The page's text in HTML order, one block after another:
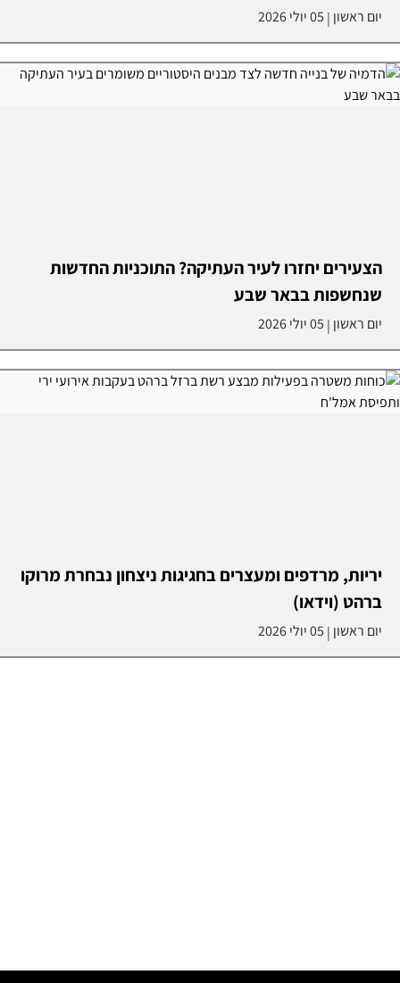
יום ראשון | 05 יולי 2026
הצעירים יחזרו לעיר העתיקה? התוכניות החדשות
שנחשפות בבאר שבע
יום ראשון | 05 יולי 2026
יריות, מרדפים ומעצרים בחגיגות ניצחון נבחרת מרוקו
ברהט (וידאו)
יום ראשון | 05 יולי 2026